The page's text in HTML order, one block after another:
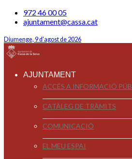
972 46 00 05
ajuntament@cassa.cat
Diumenge, 9 d'agost de 2026
AJUNTAMENT
ACCÉS A INFORMACIÓ
CATÀLEG DE TRÀMITS
COMUNICACIÓ
EL MEU ESPAI